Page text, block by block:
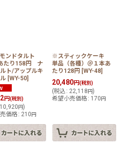
ンドタルト
たり158円 ナ
ト/アップルキ
[WY-50]
円(税別)
10,920 円)
価格 : 210 円
※スティックケーキ
単品（各種）＠１本あ
たり128円 [WY-48]
20,480円(税別)
(税込 : 22,118円)
希望小売価格 : 170円